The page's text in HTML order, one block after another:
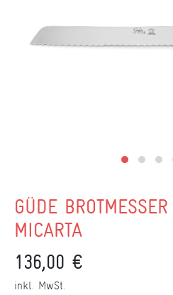
GÜDE
MICARTA
136,00 €
inkl. MwSt.